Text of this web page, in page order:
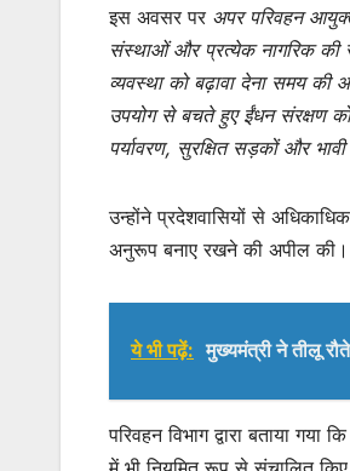
इस अवसर पर अपर परिवहन
संस्थाओं और प्रत्येक नागरिक की
व्यवस्था को बढ़ावा देना समय की
उपयोग से बचते हुए ईंधन संरक्षण
पर्यावरण, सुरक्षित सड़कों और
उन्होंने प्रदेशवासियों से
अनुरूप बनाए रखने की अपील की।
ये भी पढ़ें: मुख्यमंत्री ने तीलू
परिवहन विभाग द्वारा बताया